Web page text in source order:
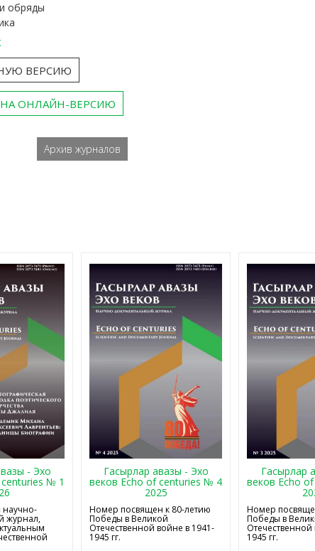
обряды
ВЕРСИЮ
ОНЛАЙН-ВЕРСИЮ
Архив журналов
- Эхо
№ 1
журнал,
Гасырлар авазы - Эхо
веков Echo of centuries № 4
2025
Номер посвящен к 80-летию
Победы в Великой
Отечественной войне в 1941-
1945 гг.
Гасырлар
веков Echo
Номер
Победы в
1945 гг.